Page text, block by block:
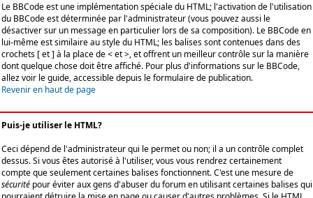
Le BBCode est une implémentation spéciale du HTML; l'activation de l'utilisation
du BBCode est déterminée par l'administrateur (vous pouvez aussi le
désactiver sur un message en particulier lors de sa composition). Le BBCode en
lui-même est similaire au style du HTML; les balises sont contenues dans des
crochets [ et ] à la place de < et >, et offrent un meilleur contrôle sur la manière
dont quelque chose doit être affiché. Pour plus d'informations sur le BBCode,
allez voir le guide, accessible depuis le formulaire de publication.
Revenir en haut de page
Puis-je utiliser le HTML?
Ceci dépend de l'administrateur qui le permet ou non; il a un contrôle complet
dessus. Si vous êtes autorisé à l'utiliser, vous vous rendrez certainement
compte que seulement certaines balises fonctionnent. C'est une mesure de
sécurité pour éviter aux gens d'abuser du forum en utilisant certaines balises qui